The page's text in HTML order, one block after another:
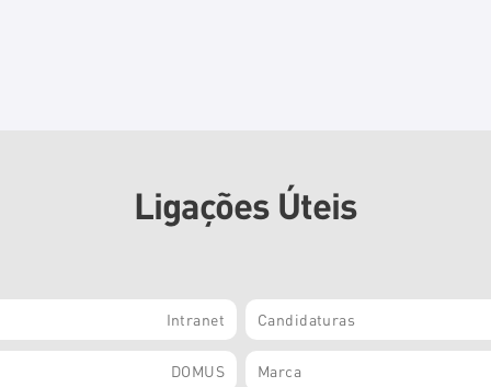
Ligações Úteis
Intranet Candidaturas
DOMUS Marca